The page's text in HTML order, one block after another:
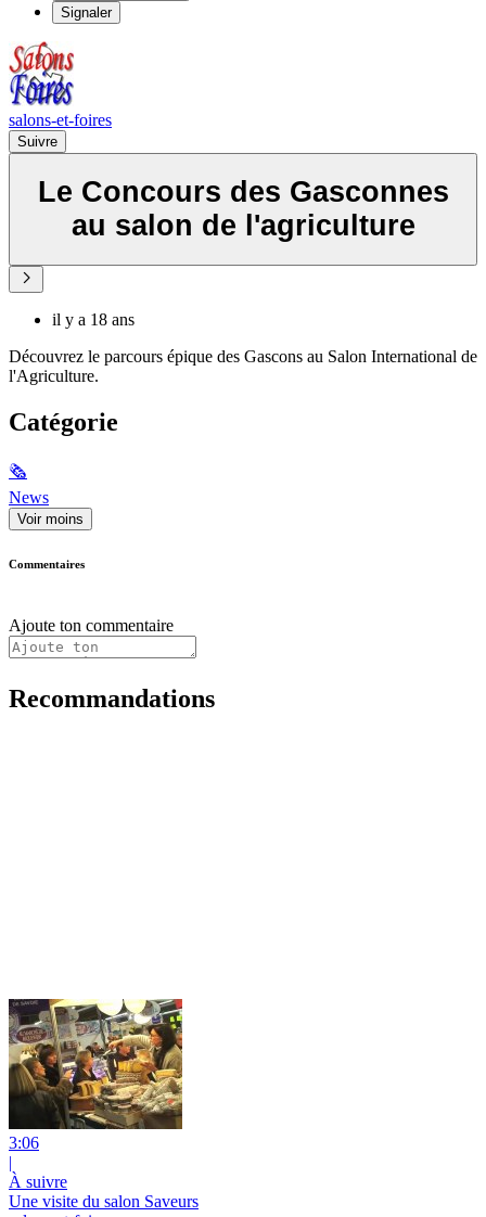
Signaler
salons-et-foires
Suivre
Le Concours des Gasconnes
au salon de l'agriculture
il y a 18 ans
Découvrez le parcours épique des Gascons au Salon International de
l'Agriculture.
Catégorie
🗞
News
Voir moins
Commentaires
Ajoute ton commentaire
Recommandations
3:06
|
À suivre
Une visite du salon Saveurs